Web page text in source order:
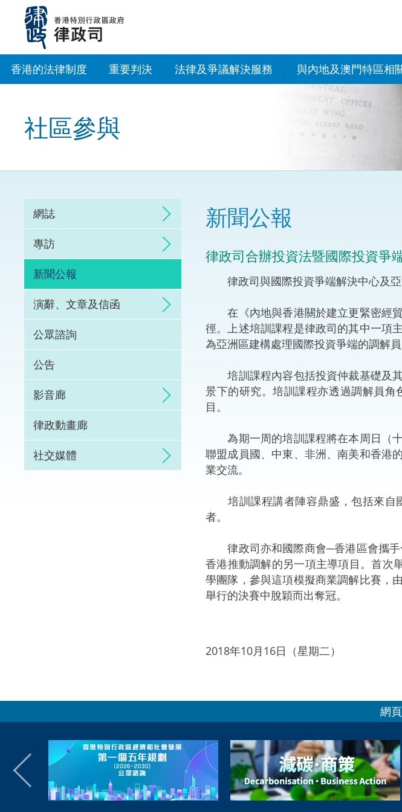
內
香港的法律制度 重要判決 法律及爭議解決服務
訴訟
網上爭議解決及法律科技
體育爭議解決先導計劃
能力建設
法律樞紐
促成交易和爭議解決服務中心
與內地及澳門特區相
與內地的安排
香港與內地相互認可
商事案件判決的安排
關於建立更緊密經貿
與澳門特區的安排
“一帶一路”建設
粵港澳大灣區
社區參與
網誌
專訪
新聞公報
演辭、文章及信函
公眾諮詢
公告
影音廊
律政動畫廊
社交媒體
新聞公報
律政司合辦投資法暨國際投資爭
律政司與國際投資爭端解決中心及亞
在《內地與香港關於建立更緊密經貿
徑。上述培訓課程是律政司的其中一項
為亞洲區建構處理國際投資爭端的調解員
培訓課程內容包括投資仲裁基礎及其
景下的研究。培訓課程亦透過調解員
目。
為期一周的培訓課程將在本周日（十
聯盟成員國、中東、非洲、南美和香港
業交流。
培訓課程講者陣容鼎盛，包括來自
者。
律政司亦和國際商會─香港區會攜手
香港推動調解的另一項主導項目。首次
學團隊，參與這項模擬商業調解比賽，
舉行的決賽中脫穎而出奪冠。
2018年10月16日（星期二）
網